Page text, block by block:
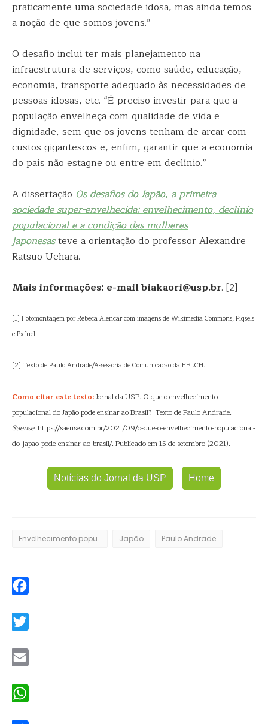
praticamente uma sociedade idosa, mas ainda temos
a noção de que somos jovens.”
O desafio inclui ter mais planejamento na
infraestrutura de serviços, como saúde, educação,
economia, transporte adequado às necessidades de
pessoas idosas, etc. “É preciso investir para que a
população envelheça com qualidade de vida e
dignidade, sem que os jovens tenham de arcar com
custos gigantescos e, enfim, garantir que a economia
do país não estagne ou entre em declínio.”
A dissertação Os desafios do Japão, a primeira
sociedade super-envelhecida: envelhecimento, declínio
populacional e a condição das mulheres
japonesasteve a orientação do professor Alexandre
Ratsuo Uehara.
Mais informações: e-mail biakaori@usp.br. [2]
[1] Fotomontagem por Rebeca Alencar com imagens de Wikimedia Commons, Piqsels
e Pxfuel.
[2] Texto de Paulo Andrade/Assessoria de Comunicação da FFLCH.
Como citar este texto:Jornal da USP. O que o envelhecimento
populacional do Japão pode ensinar ao Brasil? Texto de Paulo Andrade.
Saense. https://saense.com.br/2021/09/o-que-o-envelhecimento-populacional-
do-japao-pode-ensinar-ao-brasil/. Publicado em 15 de setembro (2021).
Notícias do Jornal da USP Home
Envelhecimento populacional Japão Paulo Andrade